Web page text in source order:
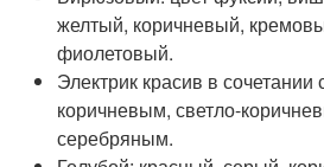
желтый, коричневый,
фиолетовый.
Электрик красив в
коричневым, светло-
серебряным.